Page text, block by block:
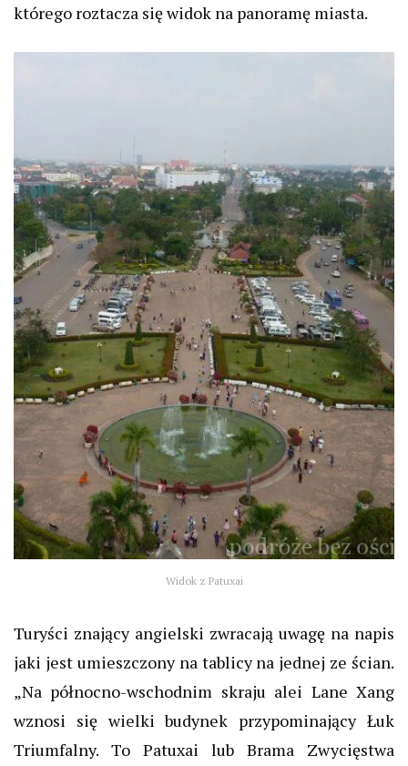
którego roztacza się widok na panoramę miasta.
Widok z Patuxai
Turyści znający angielski zwracają uwagę na napis
jaki jest umieszczony na tablicy na jednej ze ścian.
„Na północno-wschodnim skraju alei Lane Xang
wznosi się wielki budynek przypominający Łuk
Triumfalny. To Patuxai lub Brama Zwycięstwa